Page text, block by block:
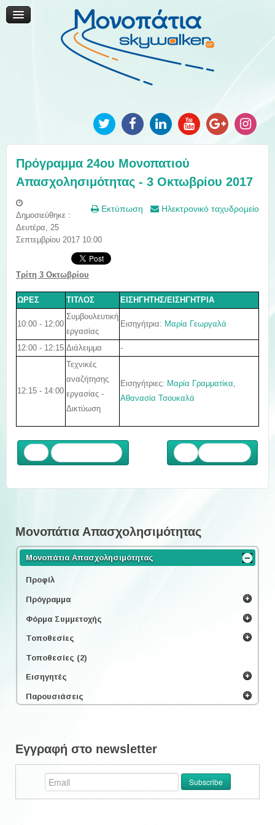
Μονοπάτια Καινοτομίας
Μονοπάτια Τοπικής Ανάπτυξης
Ανακοινώσεις
Φωτογραφίες
Πρόγραμμα 24ου Μονοπατιού
Απασχολησιμότητας - 3 Οκτωβρίου 2017
Εκτύπωση Ηλεκτρονικό ταχυδρομείο
Δημοσιεύθηκε :
Δευτέρα, 25
Σεπτεμβρίου 2017 10:00
Τρίτη 3 Οκτωβρίου
ΩΡΕΣ ΤΙΤΛΟΣ ΕΙΣΗΓΗΤΗΣ/ΕΙΣΗΓΗΤΡΙΑ
10:00 - 12:00
Συμβουλευτική
εργασίας
Εισηγήτρια: Μαρία Γεωργαλά
12:00 - 12:15 Διάλειμμα -
12:15 - 14:00
Τεχνικές
αναζήτησης
εργασίας -
Δικτύωση
Εισηγήτριες: Μαρία Γραμματίκα,
Αθανασία Τσουκαλά
Μονοπάτια Απασχολησιμότητας
Μονοπάτια Απασχολησιμότητας
Προφίλ
Πρόγραμμα
Φόρμα Συμμετοχής
Τοποθεσίες
Τοποθεσίες (2)
Εισηγητές
Παρουσιάσεις
Εγγραφή στο newsletter